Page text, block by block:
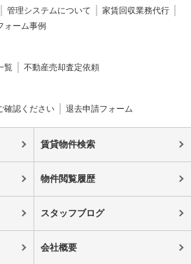
管理システムについて
家賃回収業務代行
ォーム事例
覧 不動産売却査定依頼
確認ください 退去申請フォーム
賃貸物件検索
物件閲覧履歴
スタッフブログ
会社概要